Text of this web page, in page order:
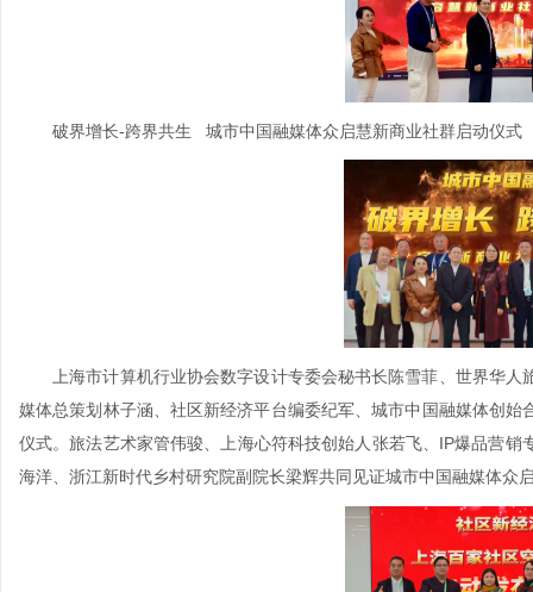
破界增长-跨界共生 城市中国融媒体众启慧新商业社群启动仪式
上海市计算机行业协会数字设计专委会秘书长陈雪菲、世界华人
媒体总策划林子涵、社区新经济平台编委纪军、城市中国融媒体创
仪式。旅法艺术家管伟骏、上海心符科技创始人张若飞、IP爆品营
海洋、浙江新时代乡村研究院副院长梁辉共同见证城市中国融媒体众